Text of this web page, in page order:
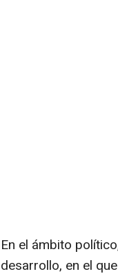
En el ámbito
desarrollo, en el